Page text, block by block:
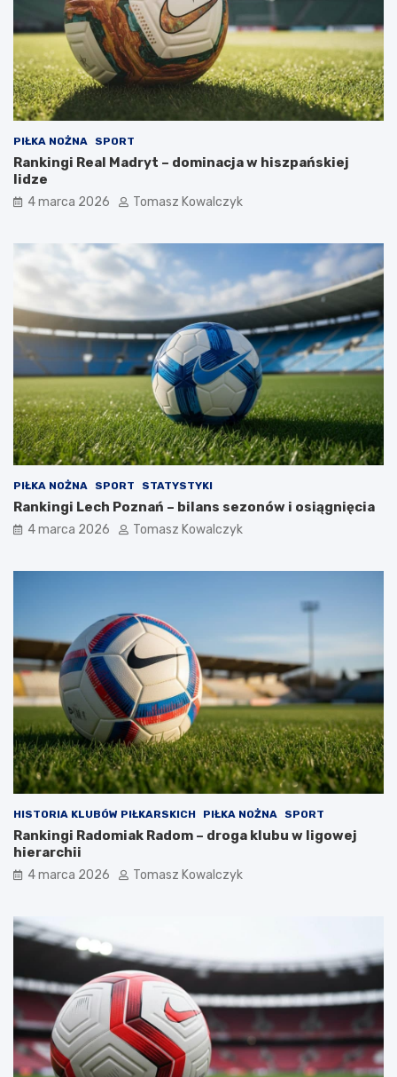
PIŁKA NOŻNA SPORT
Rankingi Real Madryt – dominacja w hiszpańskiej
lidze
4 marca 2026 Tomasz Kowalczyk
PIŁKA NOŻNA SPORT STATYSTYKI
Rankingi Lech Poznań – bilans sezonów i osiągnięcia
4 marca 2026 Tomasz Kowalczyk
HISTORIA KLUBÓW PIŁKARSKICH PIŁKA NOŻNA SPORT
Rankingi Radomiak Radom – droga klubu w ligowej
hierarchii
4 marca 2026 Tomasz Kowalczyk